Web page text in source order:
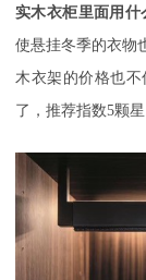
实木衣柜里面用什
使悬挂冬季的衣物
木衣架的价格也
了，推荐指数5颗星